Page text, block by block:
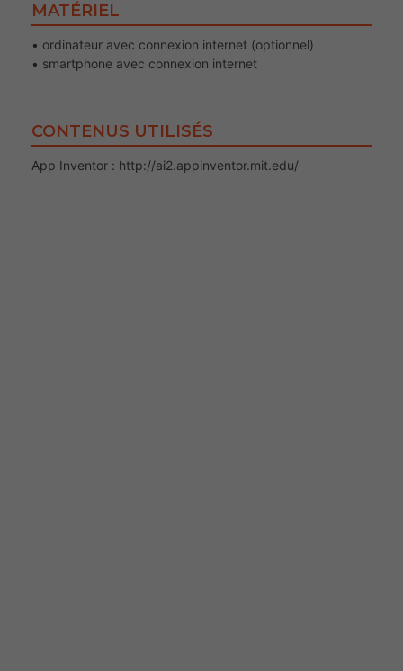
MATÉRIEL
• ordinateur avec connexion internet (optionnel)
• smartphone avec connexion internet
CONTENUS UTILISÉS
App Inventor : http://ai2.appinventor.mit.edu/